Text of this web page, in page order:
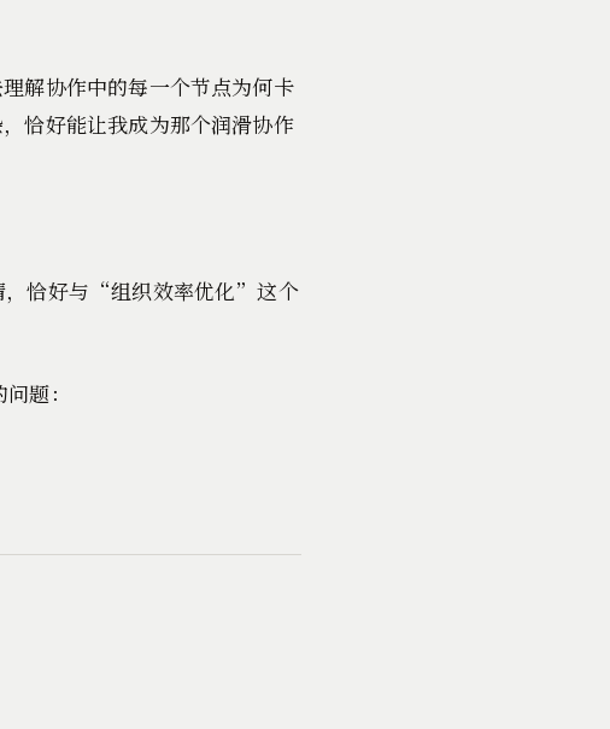
解协作中的每一个节点为何卡
恰好能让我成为那个润滑协作
，恰好与“组织效率优化”这个
题：